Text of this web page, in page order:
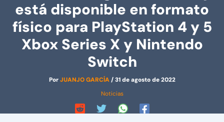
está disponible en formato
físico para PlayStation 4 y 5
Xbox Series X y Nintendo
Switch
PorJUANJO GARCÍA/31 de agosto de 2022
Noticias